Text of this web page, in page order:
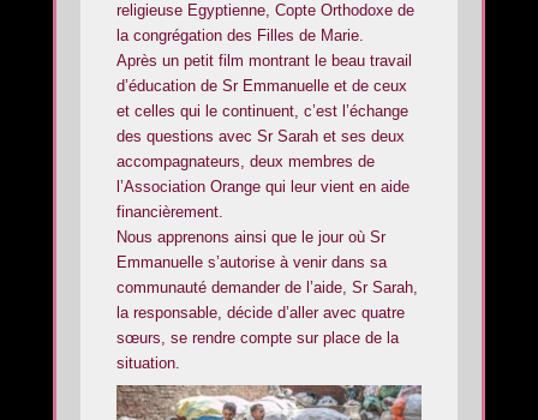
religieuse Egyptienne, Copte Orthodoxe de
la congrégation des Filles de Marie.
Après un petit film montrant le beau travail
d’éducation de Sr Emmanuelle et de ceux
et celles qui le continuent, c’est l’échange
des questions avec Sr Sarah et ses deux
accompagnateurs, deux membres de
l’Association Orange qui leur vient en aide
financièrement.
Nous apprenons ainsi que le jour où Sr
Emmanuelle s’autorise à venir dans sa
communauté demander de l’aide, Sr Sarah,
la responsable, décide d’aller avec quatre
sœurs, se rendre compte sur place de la
situation.